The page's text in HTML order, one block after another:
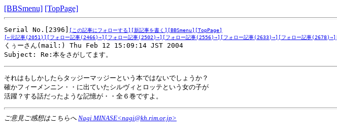
[BBSmenu] [TopPage]
Serial No.[2396] [この記事にフォローする] [新記事を書く] [BBSmenu] [TopPage]
[←元記事(2051)] [フォロー記事(2466)→] [フォロー記事(2502)→] [フォロー記事(2556)→] [フォロー記事(2633)→] [フォロー記事(2678)→]
くぅーさん(mail:) Thu Feb 12 15:09:14 JST 2004
Subject: Re:本をさがしてます。
それはもしかしたらタッジーマッジーという本ではないでしょうか？
確かフィーメンニン・・に出ていたシルヴィとロッテという女の子が
活躍？する話だったような記憶が・・全６巻ですよ。
ご意見ご感想はこちらへ Nagi MINASE<nagi@kh.rim.or.jp>